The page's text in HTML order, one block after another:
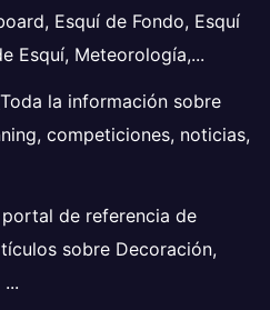
Esquí de Fondo, Esquí
Esquí, Meteorología,...
Toda la información sobre
competiciones, noticias,
portal de referencia de
sobre Decoración,